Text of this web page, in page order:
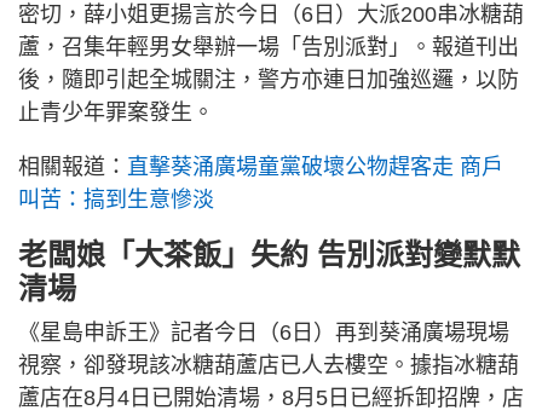
密切，薛小姐更揚言於今日（6日）大派200串冰糖葫
蘆，召集年輕男女舉辦一場「告別派對」。報道刊出
後，隨即引起全城關注，警方亦連日加強巡邏，以防
止青少年罪案發生。
相關報道： 直擊葵涌廣場童黨破壞公物趕客走 商戶
叫苦：搞到生意慘淡
老闆娘「大茶飯」失約 告別派對變默默
清場
《星島申訴王》記者今日（6日）再到葵涌廣場現場
視察，卻發現該冰糖葫蘆店已人去樓空。據指冰糖葫
蘆店在8月4日已開始清場，8月5日已經拆卸招牌，店